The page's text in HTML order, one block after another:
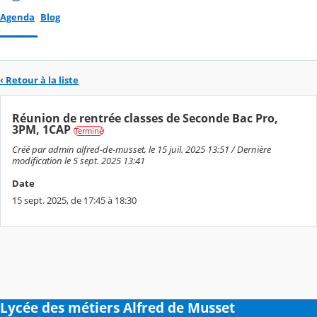
Agenda Blog
‹ Retour à la liste
Réunion de rentrée classes de Seconde Bac Pro,
3PM, 1CAP Terminé
Créé par admin alfred-de-musset, le 15 juil. 2025 13:51 / Dernière
modification le 5 sept. 2025 13:41
Date
15 sept. 2025, de 17:45 à 18:30
Lycée des métiers Alfred de Musset